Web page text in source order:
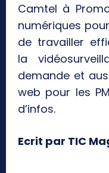
Camtel à
numériques
de travailler
la
demande et
web pour les
d’infos.
Ecrit par TIC